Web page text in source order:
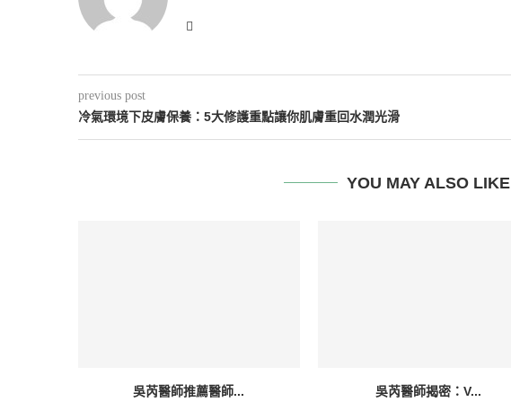
previous post
冷氣環境下皮膚保養：5大修護重點讓你肌膚重回水潤光滑
YOU MAY ALSO LIKE
吳芮醫師推薦醫師... 吳芮醫師揭密：V...